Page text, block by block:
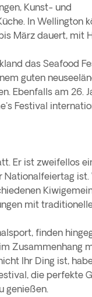
Kunst- und
In Wellington
März dauert, mit
das Seafood
guten
Ebenfalls am 26.
Festival
Er ist zweifellos
Nationalfeiertag
mit
finden
Zusammenhang
Ihr Ding ist,
die perfekte
genießen.